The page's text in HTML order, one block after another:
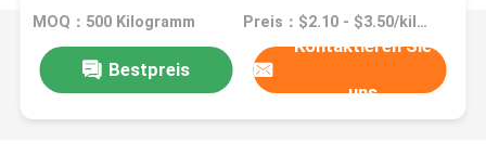
Chemikalienbeständigkeit
MOQ：500 Kilogramm Preis：$2.10 - $3.50/kilograms
Bestpreis
Kontaktieren Sie
uns